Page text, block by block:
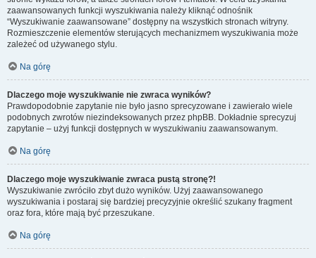
zaawansowanych funkcji wyszukiwania należy kliknąć odnośnik
“Wyszukiwanie zaawansowane” dostępny na wszystkich stronach witryny.
Rozmieszczenie elementów sterujących mechanizmem wyszukiwania może
zależeć od używanego stylu.
Na górę
Dlaczego moje wyszukiwanie nie zwraca wyników?
Prawdopodobnie zapytanie nie było jasno sprecyzowane i zawierało wiele
podobnych zwrotów niezindeksowanych przez phpBB. Dokładnie sprecyzuj
zapytanie – użyj funkcji dostępnych w wyszukiwaniu zaawansowanym.
Na górę
Dlaczego moje wyszukiwanie zwraca pustą stronę?!
Wyszukiwanie zwróciło zbyt dużo wyników. Użyj zaawansowanego
wyszukiwania i postaraj się bardziej precyzyjnie określić szukany fragment
oraz fora, które mają być przeszukane.
Na górę